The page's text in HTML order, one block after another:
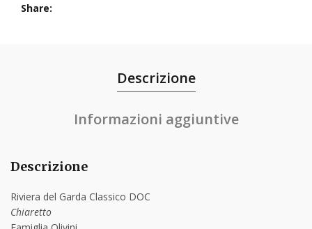
Share
Descrizione
Informazioni aggiuntive
Descrizione
Riviera del Garda Classico DOC
Chiaretto